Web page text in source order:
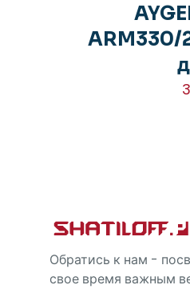
ARM330/
Обратись к нам -
свое время важным